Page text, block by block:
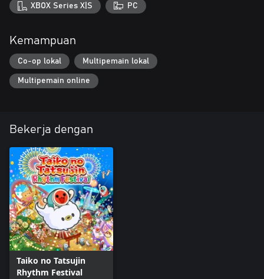
XBOX Series X|S PC
Kemampuan
Co-op lokal Multipemain lokal
Multipemain online
Bekerja dengan
Taiko no Tatsujin
Rhythm Festival